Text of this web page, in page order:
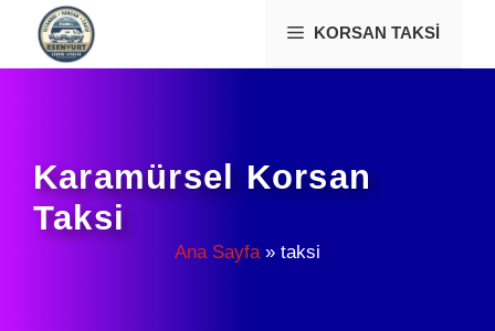
İçeriğe
KORSAN TAKSI
Karamürsel Korsan
Taksi
Ana Sayfa» taksi